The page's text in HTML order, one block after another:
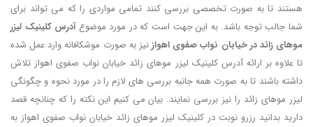
هستند تا به صورت تخصصی بررسی کنند تمامی مواردی را که می تواند برای
شما جالب توجه باشد. به این جهت است که در مورد موضوعآدرس کلینیک لیزر
موهای زائد در خیابان نواب صفوی اهوازنیز به صورت موشکافانه وارد عمل شده
تا علاوه بر ارائه آدرس کلینیک لیزر موهای زائد خیابان نواب صفوی اهواز تلاش
داشته باشند تا به صورت همه جانبه بررسی های لازم را در مورد نحوه و چگونگی
لیزر موهای زائد را نیز بررسی نمایند. بیان می کنیم این نکته را که چنانچه قصد
دارید بدانید رزرو نوبت در کلینیک لیزر موهای زائد خیابان نواب صفوی اهواز به